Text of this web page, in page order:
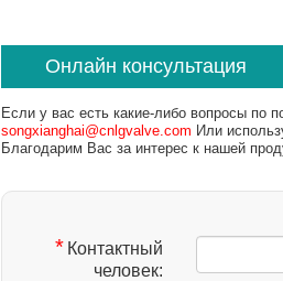
Онлайн консультация
Если у вас есть какие-либо вопросы по
songxianghai@cnlgvalve.com Или
Благодарим Вас за интерес к нашей
* Контактный
человек: